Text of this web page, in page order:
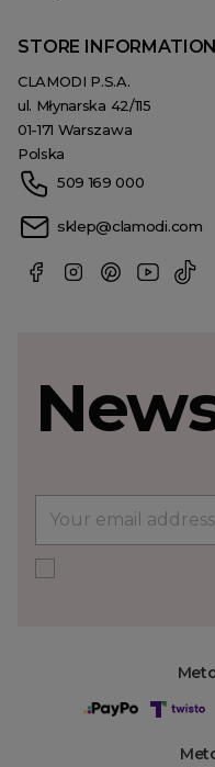
STORE INFORMATION
CLAMODI P.S.A.
ul. Młynarska 42/115
01-171 Warszawa
Polska
509 169 000
sklep@clamodi.com